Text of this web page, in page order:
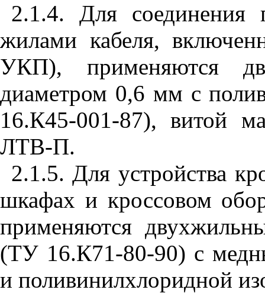
2.1.4. Для соединения
жилами кабеля,
УКП), применяются
диаметром 0,6 мм с
16.К45-001-87), витой
ЛТВ-П.
2.1.5. Для устройства
шкафах и кроссовом
применяются
(ТУ 16.К71-80-90) с
и поливинилхлоридной